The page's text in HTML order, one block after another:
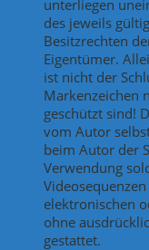
unterliegen
des jeweils
Besitzrechten
Eigentümer.
ist nicht der
Markenzeichen
geschützt sind!
vom Autor
beim Autor der
Verwendung
elektronischen
ohne
gestattet.